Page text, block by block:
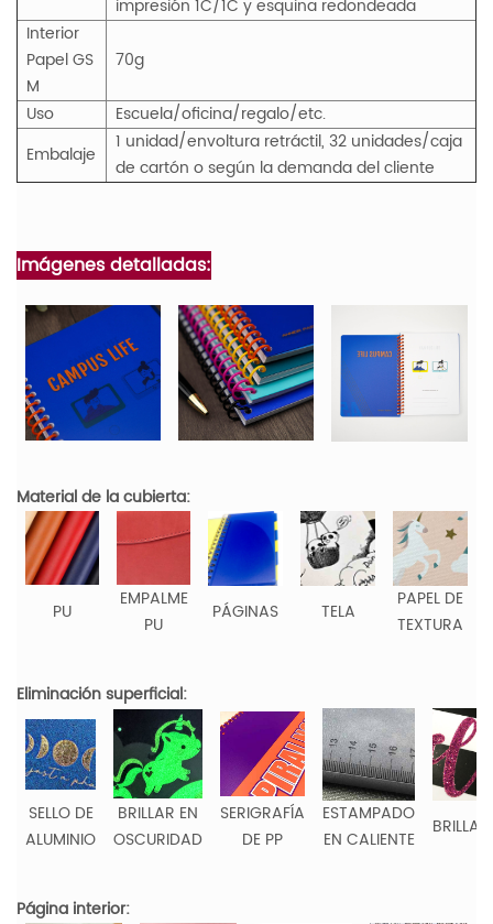
impresión 1C/1C y esquina redondeada
Interior
PapelGS
M
70g
Uso
Escuela/oficina/regalo/etc.
Embalaje
1 unidad/envoltura retráctil, 32 unidades/caja
de cartón o según la demanda del cliente
Imágenes detalladas:
Material de la cubierta:
PU
EMPALME
PU
PÁGINAS TELA
PAPEL DE
TEXTURA
Eliminación superficial:
SELLO DE
ALUMINIO
BRILLAR EN
OSCURIDAD
SERIGRAFÍA
DE PP
ESTAMPADO
EN CALIENTE
Página interior: